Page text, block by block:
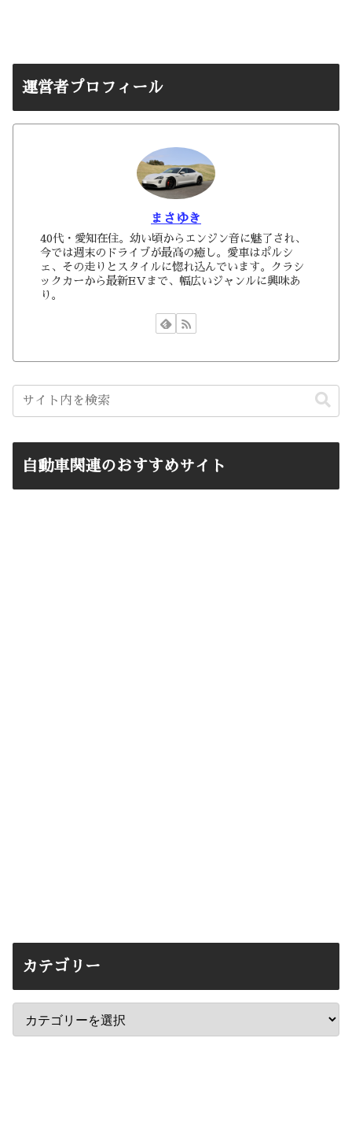
運営者プロフィール
まさゆき
40代・愛知在住。幼い頃からエンジン音に魅了され、
今では週末のドライブが最高の癒し。愛車はポルシ
ェ、その走りとスタイルに惚れ込んでいます。クラシ
ックカーから最新EVまで、幅広いジャンルに興味あ
り。
自動車関連のおすすめサイト
カテゴリー